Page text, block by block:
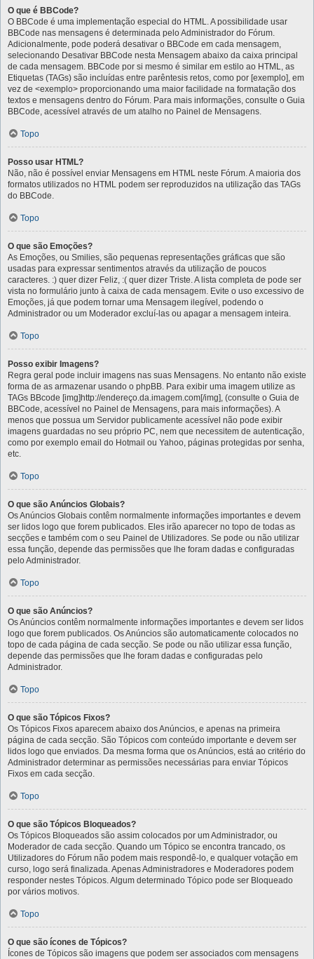
O que é BBCode?
O BBCode é uma implementação especial do HTML. A possibilidade usar
BBCode nas mensagens é determinada pelo Administrador do Fórum.
Adicionalmente, pode poderá desativar o BBCode em cada mensagem,
selecionando Desativar BBCode nesta Mensagem abaixo da caixa principal
de cada mensagem. BBCode por si mesmo é similar em estilo ao HTML, as
Etiquetas (TAGs) são incluídas entre parêntesis retos, como por [exemplo], em
vez de <exemplo> proporcionando uma maior facilidade na formatação dos
textos e mensagens dentro do Fórum. Para mais informações, consulte o Guia
BBCode, acessível através de um atalho no Painel de Mensagens.
Topo
Posso usar HTML?
Não, não é possível enviar Mensagens em HTML neste Fórum. A maioria dos
formatos utilizados no HTML podem ser reproduzidos na utilização das TAGs
do BBCode.
Topo
O que são Emoções?
As Emoções, ou Smilies, são pequenas representações gráficas que são
usadas para expressar sentimentos através da utilização de poucos
caracteres. :) quer dizer Feliz, :( quer dizer Triste. A lista completa de pode ser
vista no formulário junto à caixa de cada mensagem. Evite o uso excessivo de
Emoções, já que podem tornar uma Mensagem ilegível, podendo o
Administrador ou um Moderador excluí-las ou apagar a mensagem inteira.
Topo
Posso exibir Imagens?
Regra geral pode incluir imagens nas suas Mensagens. No entanto não existe
forma de as armazenar usando o phpBB. Para exibir uma imagem utilize as
TAGs BBcode [img]http://endereço.da.imagem.com[/img], (consulte o Guia de
BBCode, acessível no Painel de Mensagens, para mais informações). A
menos que possua um Servidor publicamente acessível não pode exibir
imagens guardadas no seu próprio PC, nem que necessitem de autenticação,
como por exemplo email do Hotmail ou Yahoo, páginas protegidas por senha,
etc.
Topo
O que são Anúncios Globais?
Os Anúncios Globais contêm normalmente informações importantes e devem
ser lidos logo que forem publicados. Eles irão aparecer no topo de todas as
secções e também com o seu Painel de Utilizadores. Se pode ou não utilizar
essa função, depende das permissões que lhe foram dadas e configuradas
pelo Administrador.
Topo
O que são Anúncios?
Os Anúncios contêm normalmente informações importantes e devem ser lidos
logo que forem publicados. Os Anúncios são automaticamente colocados no
topo de cada página de cada secção. Se pode ou não utilizar essa função,
depende das permissões que lhe foram dadas e configuradas pelo
Administrador.
Topo
O que são Tópicos Fixos?
Os Tópicos Fixos aparecem abaixo dos Anúncios, e apenas na primeira
página de cada secção. São Tópicos com conteúdo importante e devem ser
lidos logo que enviados. Da mesma forma que os Anúncios, está ao critério do
Administrador determinar as permissões necessárias para enviar Tópicos
Fixos em cada secção.
Topo
O que são Tópicos Bloqueados?
Os Tópicos Bloqueados são assim colocados por um Administrador, ou
Moderador de cada secção. Quando um Tópico se encontra trancado, os
Utilizadores do Fórum não podem mais respondê-lo, e qualquer votação em
curso, logo será finalizada. Apenas Administradores e Moderadores podem
responder nestes Tópicos. Algum determinado Tópico pode ser Bloqueado
por vários motivos.
Topo
O que são ícones de Tópicos?
Ícones de Tópicos são imagens que podem ser associados com mensagens